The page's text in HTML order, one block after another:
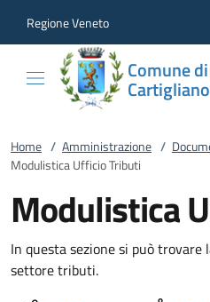
Regione Veneto
Comune di
Cartigliano
Home / Amministrazione /
Modulistica Ufficio Tributi
Modulistica
In questa sezione si può
settore tributi.